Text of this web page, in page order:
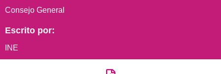
Consejo General
Escrito por:
INE